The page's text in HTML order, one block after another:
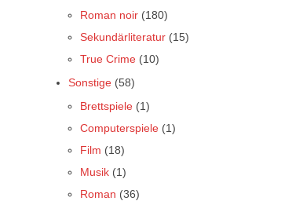
Roman noir (180)
Sekundärliteratur (15)
True Crime (10)
Sonstige (58)
Brettspiele (1)
Computerspiele (1)
Film (18)
Musik (1)
Roman (36)